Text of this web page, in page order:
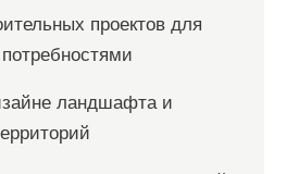
проектов для
ландшафта и